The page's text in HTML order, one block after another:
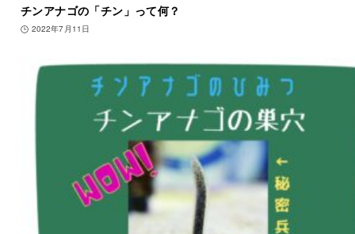
チンアナゴの「チン」って何？
2022年7月11日